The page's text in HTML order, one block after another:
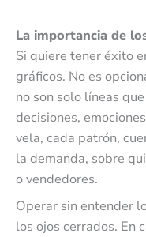
La importancia de
Si quiere tener éxito
gráficos. No es
no son solo líneas
decisiones,
vela, cada patrón,
la demanda, sobre
o vendedores.
Operar sin entender
los ojos cerrados. En